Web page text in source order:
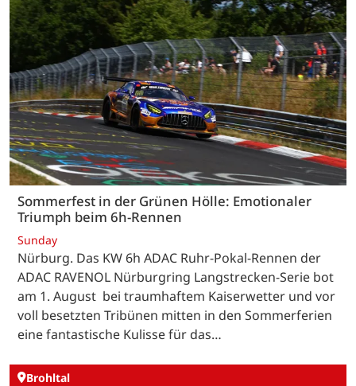
Sommerfest in der Grünen Hölle: Emotionaler
Triumph beim 6h-Rennen
Sunday
Nürburg. Das KW 6h ADAC Ruhr-Pokal-Rennen der
ADAC RAVENOL Nürburgring Langstrecken-Serie bot
am 1. August bei traumhaftem Kaiserwetter und vor
voll besetzten Tribünen mitten in den Sommerferien
eine fantastische Kulisse für das…
Brohltal